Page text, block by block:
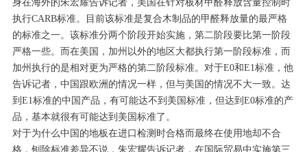
身在海外的朱宏耀告诉记者，美国在针对板材甲醛释放含量控制时
执行CARB标准。目前该标准是复合木制品的甲醛释放量的最严格
的标准之一。该标准分两个阶段开始实施，第二阶段要比第一阶段
严格一些。而在美国，加州以外的地区大都执行第一阶段标准，而
加州执行的是相对更为严格的第二阶段标准。对于E0和E1标准，他
告诉记者，中国跟欧洲的情况一样，但与美国的情况不大一致。达
到E1标准的中国产品，有可能达不到美国标准，但达到E0标准的产
品，基本就很有可能达到美国标准了。
对于为什么中国的地板在进口检测时合格而最终在使用地却不合
格，刨除标准差异不说，朱宏耀告诉记者，在国际贸易中实施第三